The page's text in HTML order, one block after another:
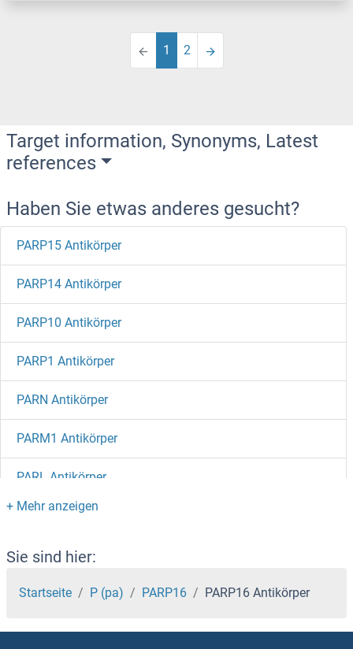
1 2
Target information, Synonyms, Latest
references
Haben Sie etwas anderes gesucht?
PARP15 Antikörper
PARP14 Antikörper
PARP10 Antikörper
PARP1 Antikörper
PARN Antikörper
PARM1 Antikörper
PARL Antikörper
Parkinson Protein 7 Antikörper
Parkin Antikörper
PARG1 Antikörper
PARG Antikörper
Sie sind hier:
Startseite P (pa) PARP16 PARP16 Antikörper